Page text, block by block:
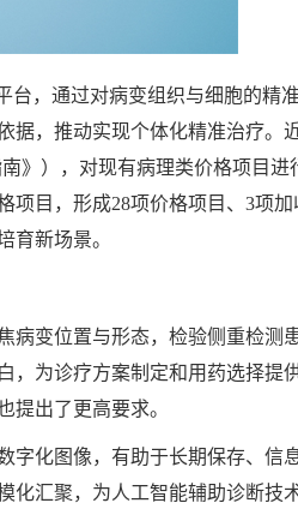
台，通过对病变组织与细胞的精
据，推动实现个体化精准治疗。
》），对现有病理类价格项目进
目，形成28项价格项目、3项加
育新场景。
病变位置与形态，检验侧重检测
，为诊疗方案制定和用药选择提
提出了更高要求。
字化图像，有助于长期保存、信
化汇聚，为人工智能辅助诊断技